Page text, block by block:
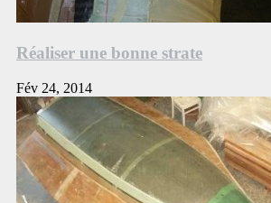
Réaliser une bonne strate
Fév 24, 2014